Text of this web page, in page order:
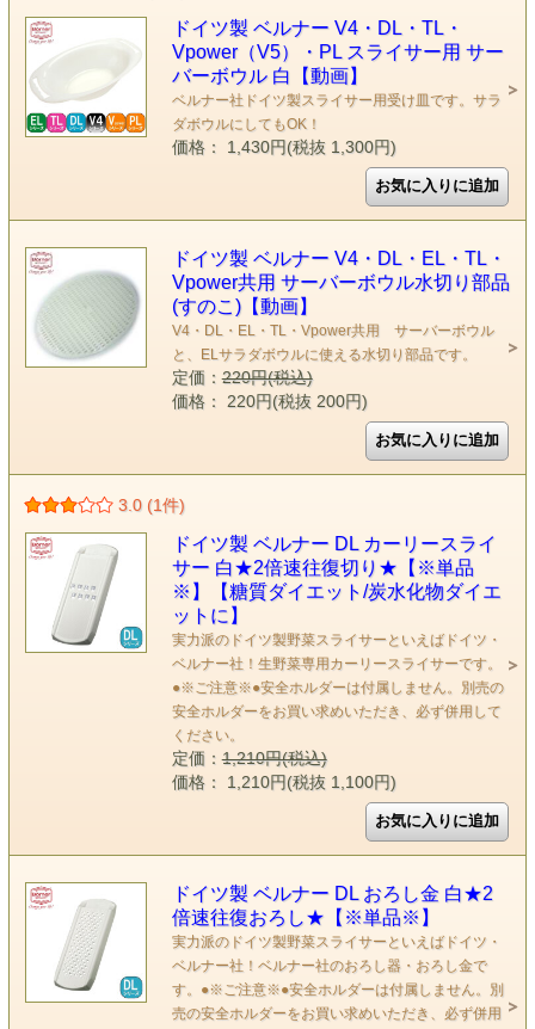
ドイツ製 ベルナー V4・DL・TL・
Vpower（V5）・PL スライサー用 サー
バーボウル 白【動画】
ベルナー社ドイツ製スライサー用受け皿です。サラ
ダボウルにしてもOK！
価格： 1,430円(税抜 1,300円)
ドイツ製 ベルナー V4・DL・EL・TL・
Vpower共用 サーバーボウル水切り部品
(すのこ)【動画】
V4・DL・EL・TL・Vpower共用 サーバーボウル
と、ELサラダボウルに使える水切り部品です。
定価：220円(税込)
価格： 220円(税抜 200円)
3.0 (1件)
ドイツ製 ベルナー DL カーリースライ
サー 白★2倍速往復切り★【※単品
※】【糖質ダイエット/炭水化物ダイエ
ットに】
実力派のドイツ製野菜スライサーといえばドイツ・
ベルナー社！生野菜専用カーリースライサーです。
●※ご注意※●安全ホルダーは付属しません。別売の
安全ホルダーをお買い求めいただき、必ず併用して
ください。
定価：1,210円(税込)
価格： 1,210円(税抜 1,100円)
ドイツ製 ベルナー DL おろし金 白★2
倍速往復おろし★【※単品※】
実力派のドイツ製野菜スライサーといえばドイツ・
ベルナー社！ベルナー社のおろし器・おろし金で
す。●※ご注意※●安全ホルダーは付属しません。別
売の安全ホルダーをお買い求めいただき、必ず併用